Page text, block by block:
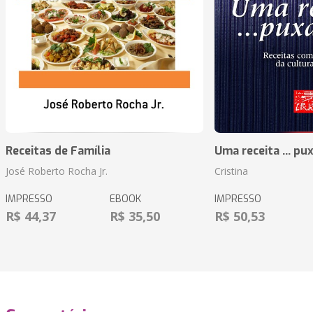
Receitas de Família
José Roberto Rocha Jr.
IMPRESSO
R$ 44,37
EBOOK
R$ 35,50
Uma receita ...
Cristina
IMPRESSO
R$ 50,53